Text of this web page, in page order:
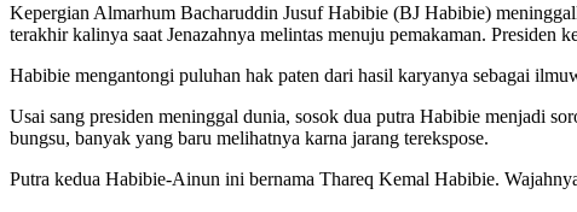
Kepergian Almarhum Bacharuddin Jusuf Habibie (BJ Habibie)
terakhir kalinya saat Jenazahnya melintas menuju pemakaman. Presiden
Habibie mengantongi puluhan hak paten dari hasil karyanya sebagai
Usai sang presiden meninggal dunia, sosok dua putra Habibie menjadi
bungsu, banyak yang baru melihatnya karna jarang terekspose.
Putra kedua Habibie-Ainun ini bernama Thareq Kemal Habibie.